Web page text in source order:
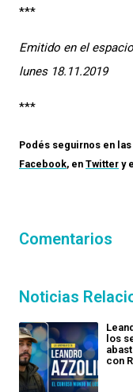
***
Emitido en el espacio
lunes 18.11.2019
***
Podés seguirnos en
Facebook, en Twitter y
Comentarios
Noticias
los
con